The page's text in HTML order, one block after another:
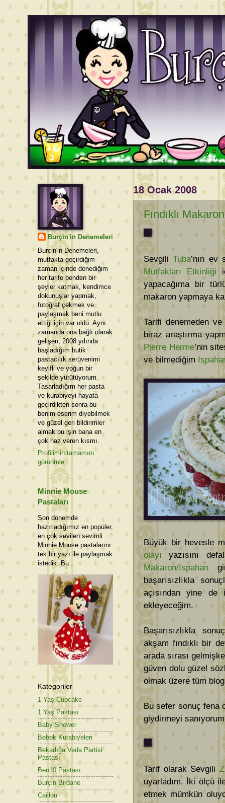
18 Ocak 2008
Fındıklı
SevgiliTuba’nın ev
Mutfakları Etkinliği
yapacağıma bir
makaron yapmaya
Tarifi denemeden ve
biraz araştırma
Pierre Herme’nin
ve bilmediğim
Büyük bir hevesle
olayı
yazısını
Makaron/Ispahan
başarısızlıkla
açısından yine de
ekleyeceğim.
Başarısızlıkla
akşam fındıklı bir
arada sırası
güven dolu güzel
olmak üzere tüm
Bu sefer sonuç fena
giydirmeyi
Tarif olarak Sevgili
uyarladım. İki ölçü
etmek mümkün
Burçin'in Denemeleri
Burçin'in Denemeleri,
mutfakta geçirdiğim
zaman içinde denediğim
her tarife benden bir
şeyler katmak, kendimce
dokunuşlar yapmak,
fotoğraf çekmek ve
paylaşmak beni mutlu
ettiği için var oldu. Aynı
zamanda ona bağlı olarak
gelişen, 2008 yılında
başladığım butik
pastacılık serüvenimi
keyifli ve yoğun bir
şekilde yürütüyorum.
Tasarladığım her pasta
ve kurabiyeyi hayata
geçirdikten sonra bu
benim eserim diyebilmek
ve güzel geri bildirimler
almak bu işin bana en
çok haz veren kısmı.
Profilimin tamamını
görüntüle
Minnie Mouse
Pastaları
Son dönemde
hazırladığımız en popüler,
en çok sevilen sevimli
Minnie Mouse pastalarını
tek bir yazı ile paylaşmak
istedik. Bu...
Kategoriler
1 Yaş Cupcake
1 Yaş Pastası
Baby Shower
Bebek Kurabiyeleri
Bekarlığa Veda Partisi
Pastası
Ben10 Pastası
Burçin Birdane
Caillou